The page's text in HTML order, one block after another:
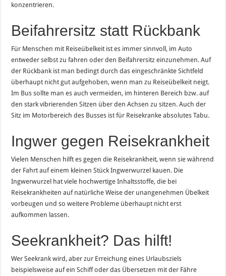
konzentrieren.
Beifahrersitz statt Rückbank
Für Menschen mit Reiseübelkeit ist es immer sinnvoll, im Auto
entweder selbst zu fahren oder den Beifahrersitz einzunehmen. Auf
der Rückbank ist man bedingt durch das eingeschränkte Sichtfeld
überhaupt nicht gut aufgehoben, wenn man zu Reiseübelkeit neigt.
Im Bus sollte man es auch vermeiden, im hinteren Bereich bzw. auf
den stark vibrierenden Sitzen über den Achsen zu sitzen. Auch der
Sitz im Motorbereich des Busses ist für Reisekranke absolutes Tabu.
Ingwer gegen Reisekrankheit
Vielen Menschen hilft es gegen die Reisekrankheit, wenn sie während
der Fahrt auf einem kleinen Stück Ingwerwurzel kauen. Die
Ingwerwurzel hat viele hochwertige Inhaltsstoffe, die bei
Reisekrankheiten auf natürliche Weise der unangenehmen Übelkeit
vorbeugen und so weitere Probleme überhaupt nicht erst
aufkommen lassen.
Seekrankheit? Das hilft!
Wer Seekrank wird, aber zur Erreichung eines Urlaubsziels
beispielsweise auf ein Schiff oder das Übersetzen mit der Fähre